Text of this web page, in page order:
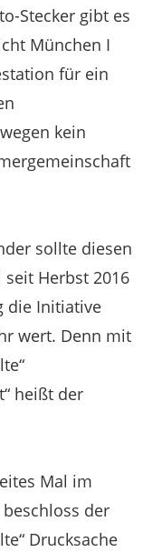
Stecker gibt es
München I
für ein
kein
sollte diesen
Herbst 2016
die Initiative
wert. Denn mit
heißt der
Mal im
der
Drucksache